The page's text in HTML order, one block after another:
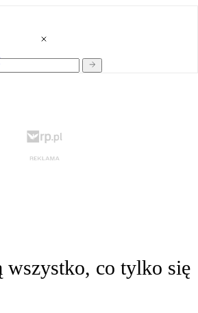
wszystko, co tylko się